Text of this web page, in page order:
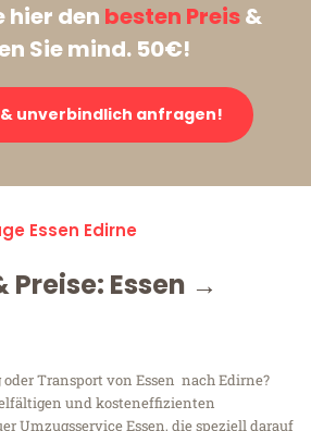
hier den besten Preis&
Sie mind. 50€!
unverbindlich anfragen!
Essen Edirne
Preise: Essen →
Transport von Essen nach Edirne?
und kosteneffizienten
Umzugsservice Essen, die speziell darauf